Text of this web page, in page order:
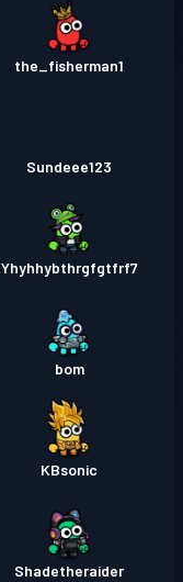
the_fisherman1
Sundeee123
Yhyhhybthrgfgtfrf7
bom
KBsonic
Shadetheraider